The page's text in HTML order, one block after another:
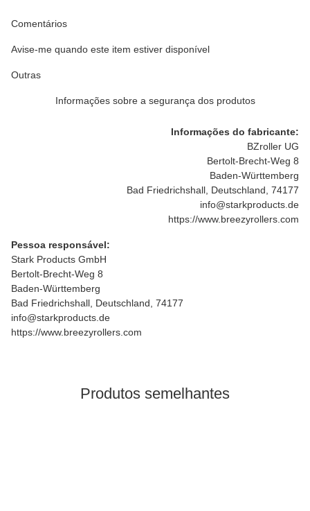
Comentários
Avise-me quando este item estiver disponível
Outras
Informações sobre a segurança dos produtos
Informações do fabricante:
BZroller UG
Bertolt-Brecht-Weg 8
Baden-Württemberg
Bad Friedrichshall, Deutschland, 74177
info@starkproducts.de
https://www.breezyrollers.com
Pessoa responsável:
Stark Products GmbH
Bertolt-Brecht-Weg 8
Baden-Württemberg
Bad Friedrichshall, Deutschland, 74177
info@starkproducts.de
https://www.breezyrollers.com
Produtos semelhantes